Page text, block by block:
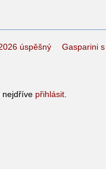
úspěšný Gasparini
nejdříve přihlásit.